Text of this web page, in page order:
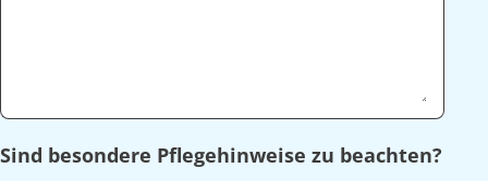
Sind besondere Pflegehinweise zu beachten?